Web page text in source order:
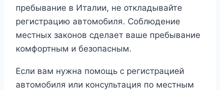
пребывание в Италии, не откладывайте
регистрацию автомобиля. Соблюдение
местных законов сделает ваше пребывание
комфортным и безопасным.
Если вам нужна помощь с регистрацией
автомобиля или консультация по местным